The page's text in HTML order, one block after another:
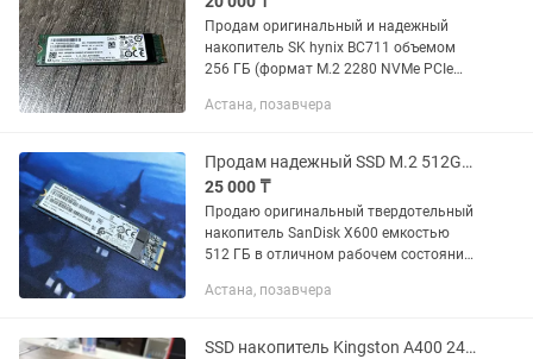
Продам оригинальный и надежный
накопитель SK hynix BC711 объемом
256 ГБ (формат M.2 2280 NVMe PCIe
ускорения системы, ПК или ноутбука.
Астана, позавчера
Продам надежный SSD M.2 512GB SanDisk X600 SATA III
25 000 ₸
Продаю оригинальный твердотельный
накопитель SanDisk X600 емкостью
512 ГБ в отличном рабочем состоянии.
X600 SSD M.2 2280 (SD9SN8W-512G-
Астана, позавчера
SSD накопитель Kingston A400 240GB (SATA III, 2.5) Отличное состояние